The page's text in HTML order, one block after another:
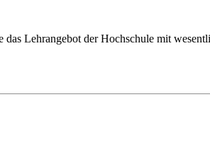
Lehrangebot der Hochschule mit